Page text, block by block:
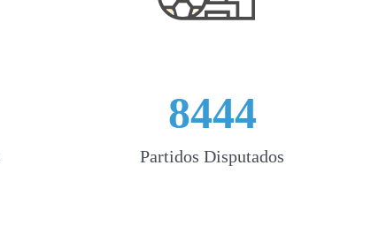
8444
Partidos Disputados